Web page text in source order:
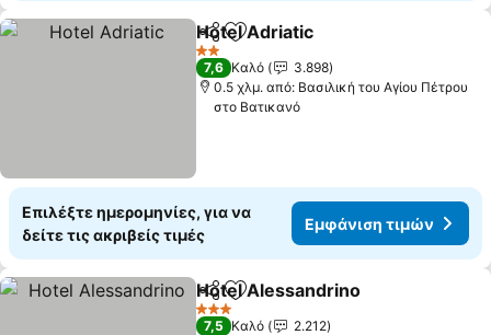
Κοινοποίηση
Προσθήκη στα αγαπημένα
Hotel Adriatic
2 Αστέρια
7,6 Καλό
3.898
0.5 χλμ. από: Βασιλική του Αγίου Πέτρου
στο Βατικανό
Επιλέξτε ημερομηνίες, για να
δείτε τις ακριβείς τιμές
Εμφάνιση τιμών
Κοινοποίηση
Προσθήκη στα αγαπημένα
Hotel Alessandrino
3 Αστέρια
7,5 Καλό
2.212